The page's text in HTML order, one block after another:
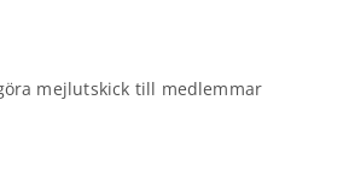
mejlutskick till medlemmar